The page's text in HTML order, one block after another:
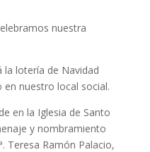
nuestra
la lotería de Navidad
en nuestro local social.
en la Iglesia de Santo
y nombramiento
Teresa Ramón Palacio,